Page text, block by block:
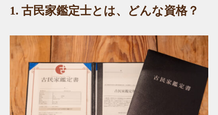
1. 古民家鑑定士とは、どんな資格？